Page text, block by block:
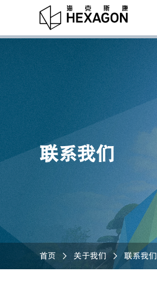
联系我们
首页 关于我们 联系我们